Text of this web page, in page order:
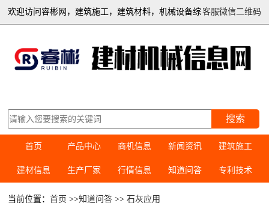
客服微信二维码
欢迎访问睿彬网，建筑施工，建筑材料，机械设备综
搜索
首页 产品中心 商机信息 新闻资讯 建筑施工
建材信息 生产厂家 行情信息 知道问答 专利技术
当前位置：首页 >>知道问答 >>石灰应用